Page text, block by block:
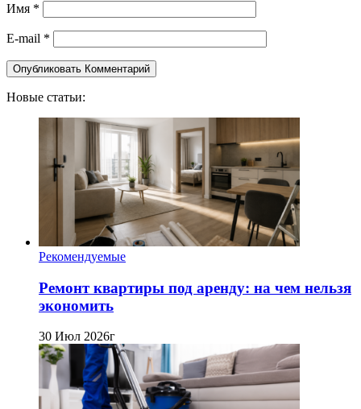
Имя *
E-mail *
Новые статьи:
Рекомендуемые
Ремонт квартиры под аренду: на чем нельзя
экономить
30 Июл 2026г